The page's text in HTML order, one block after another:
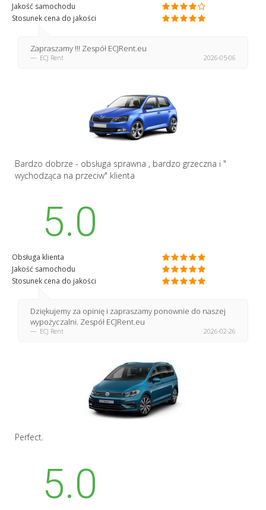
Jakość samochodu
Stosunek cena do jakości
Zapraszamy !!! Zespół ECJRent.eu
ECJ Rent 2026-05-06
Bardzo dobrze - obsługa sprawna , bardzo grzeczna i "
wychodząca na przeciw" klienta
5.0
Obsługa klienta
Jakość samochodu
Stosunek cena do jakości
Dziękujemy za opinię i zapraszamy ponownie do naszej
wypożyczalni. Zespół ECJRent.eu
ECJ Rent 2026-02-26
Perfect.
5.0